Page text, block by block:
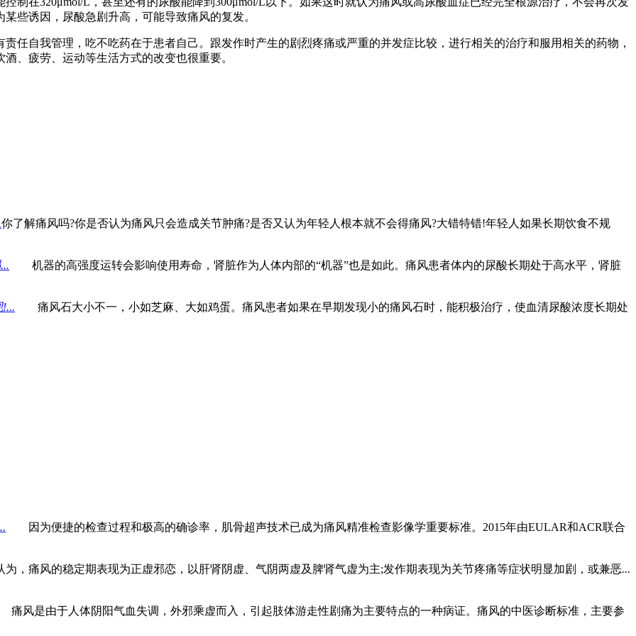
些诱因，尿酸急剧升高，可能导致痛风的复发。
自我管理，吃不吃药在于患者自己。跟发作时产生的剧烈疼痛或严重的并发症比较，进行相关的治疗和服用相关的药物，
、疲劳、运动等生活方式的改变也很重要。
你了解痛风吗?你是否认为痛风只会造成关节肿痛?是否又认为年轻人根本就不会得痛风?大错特错!年轻人如果长期饮食不规
机器的高强度运转会影响使用寿命，肾脏作为人体内部的“机器”也是如此。痛风患者体内的尿酸长期处于高水平，肾脏
痛风石大小不一，小如芝麻、大如鸡蛋。痛风患者如果在早期发现小的痛风石时，能积极治疗，使血清尿酸浓度长期处
因为便捷的检查过程和极高的确诊率，肌骨超声技术已成为痛风精准检查影像学重要标准。2015年由EULAR和ACR联合
痛风的稳定期表现为正虚邪恋，以肝肾阴虚、气阴两虚及脾肾气虚为主;发作期表现为关节疼痛等症状明显加剧，或兼恶...
是由于人体阴阳气血失调，外邪乘虚而入，引起肢体游走性剧痛为主要特点的一种病证。痛风的中医诊断标准，主要参